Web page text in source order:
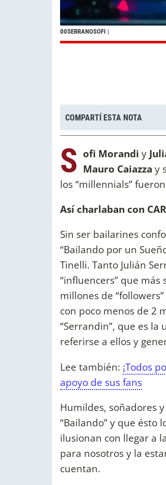
00SERRANOSOFI |
COMPARTÍ ESTA NOTA
S ofi Morandi y
Mauro Caiazza y
los “millennials”
Así charlaban con
Sin ser bailarines
“Bailando por un
Tinelli. Tanto Julián
“influencers” que más
millones de
con poco menos de 2
“Serrandin”, que es
referirse a ellos y
Lee también: ¡Todos
apoyo de sus fans
Humildes, soñadores
“Bailando” y que ésto
ilusionan con llegar a
para nosotros y la
cuentan.